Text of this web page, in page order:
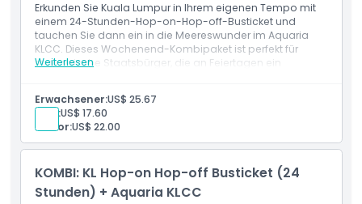
Wie man dorthin gelangt
So lösen Sie ein
Stornierungsbedingungen
Erkunden Sie Kuala Lumpur in Ihrem eigenen Tempo mit
einem 24-Stunden-Hop-on-Hop-off-Busticket und
tauchen Sie dann ein in die Meereswunder im Aquaria
KLCC. Dieses Wochenend-Kombipaket ist perfekt für
malaysische Staatsbürger, die an Feiertagen ein
Weiterlesen
Erwachsener:US$ 25.67
Kind:US$ 17.60
Senior:US$ 22.00
KOMBI: KL Hop-on Hop-off Busticket (24
Stunden) + Aquaria KLCC